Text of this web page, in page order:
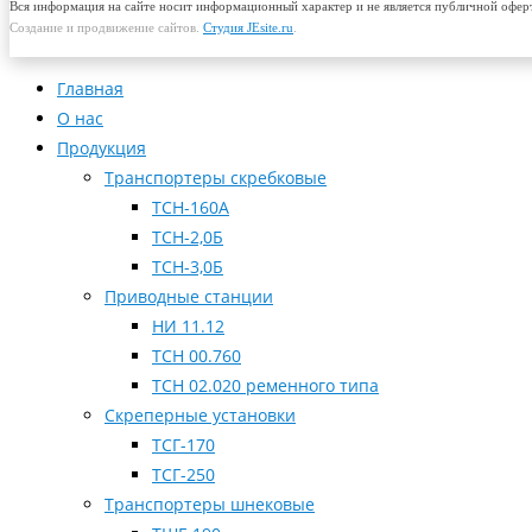
Вся информация на сайте носит информационный характер и не является публичной
Создание и продвижение сайтов. Студия JEsite.ru
Главная
О нас
Продукция
Транспортеры скребковые
ТСН-160А
ТСН-2,0Б
ТСН-3,0Б
Приводные станции
НИ 11.12
ТСН 00.760
ТСН 02.020 ременного типа
Скреперные установки
ТСГ-170
ТСГ-250
Транспортеры шнековые